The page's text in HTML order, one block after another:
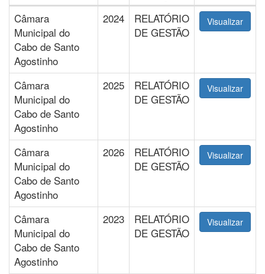
Câmara
Municipal do
Cabo de Santo
Agostinho
2024
RELATÓRIO
DE GESTÃO
Visualizar
Câmara
Municipal do
Cabo de Santo
Agostinho
2025
RELATÓRIO
DE GESTÃO
Visualizar
Câmara
Municipal do
Cabo de Santo
Agostinho
2026
RELATÓRIO
DE GESTÃO
Visualizar
Câmara
Municipal do
Cabo de Santo
Agostinho
2023
RELATÓRIO
DE GESTÃO
Visualizar